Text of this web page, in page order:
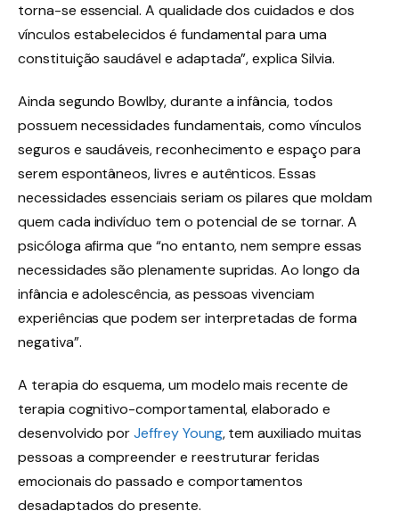
torna-se essencial. A qualidade dos cuidados e dos
vínculos estabelecidos é fundamental para uma
constituição saudável e adaptada”, explica Silvia.
Ainda segundo Bowlby, durante a infância, todos
possuem necessidades fundamentais, como vínculos
seguros e saudáveis, reconhecimento e espaço para
serem espontâneos, livres e autênticos. Essas
necessidades essenciais seriam os pilares que moldam
quem cada indivíduo tem o potencial de se tornar. A
psicóloga afirma que “no entanto, nem sempre essas
necessidades são plenamente supridas. Ao longo da
infância e adolescência, as pessoas vivenciam
experiências que podem ser interpretadas de forma
negativa”.
A terapia do esquema, um modelo mais recente de
terapia cognitivo-comportamental, elaborado e
desenvolvido porJeffrey Young, tem auxiliado muitas
pessoas a compreender e reestruturar feridas
emocionais do passado e comportamentos
desadaptados do presente.